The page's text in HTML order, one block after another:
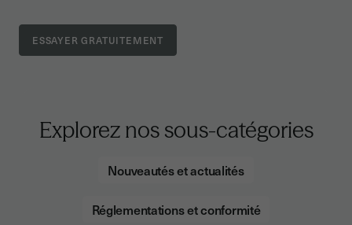
Explorez nos sous-catégories
Nouveautés et actualités
Réglementations et conformité